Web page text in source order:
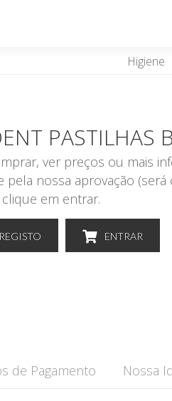
Higiene
PASTILHAS
ver preços ou mais
pela nossa aprovação
em entrar.
REGISTO ENTRAR
de Pagamento Nossa